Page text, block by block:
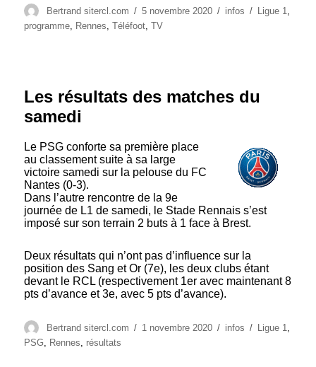
Auteur
Bertrand sitercl.com
Publié
le
5 novembre 2020 Catégories
infos Étiquettes
Ligue 1,
programme, Rennes,Téléfoot,TV
Les résultats des matches du
samedi
Le PSG conforte sa première place
au classement suite à sa large
victoire samedi sur la pelouse du FC
Nantes (0-3).
Dans l’autre rencontre de la 9e
journée de L1 de samedi, le Stade Rennais s’est
imposé sur son terrain 2 buts à 1 face à Brest.
Deux résultats qui n’ont pas d’influence sur la
position des Sang et Or (7e), les deux clubs étant
devant le RCL (respectivement 1er avec maintenant 8
pts d’avance et 3e, avec 5 pts d’avance).
Auteur
Bertrand sitercl.com
Publié
1 novembre 2020 Catégories
infos Étiquettes
Ligue 1,
PSG, Rennes, résultats